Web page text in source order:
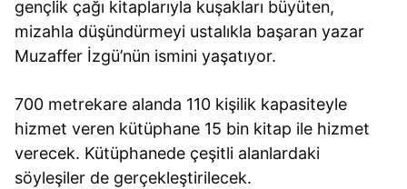
gençlik çağı kitaplarıyla kuşakları büyüten,
mizahla düşündürmeyi ustalıkla başaran yazar
Muzaffer İzgü’nün ismini yaşatıyor.
700 metrekare alanda 110 kişilik kapasiteyle
hizmet veren kütüphane 15 bin kitap ile hizmet
verecek. Kütüphanede çeşitli alanlardaki
söyleşiler de gerçekleştirilecek.